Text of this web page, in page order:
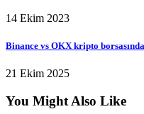
14 Ekim 2023
Binance vs OKX kripto
21 Ekim 2025
You Might Also Like